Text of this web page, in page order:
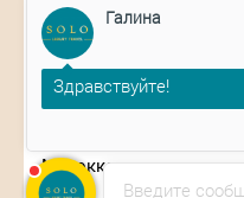
Испания
Италия
Кипр
Китай
Маврикий
Марокко
Введите
Здравствуйте!
Планируете